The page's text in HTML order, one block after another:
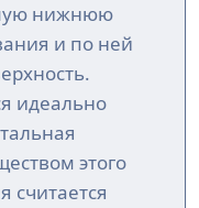
нижнюю
и по ней
идеально
этого
считается